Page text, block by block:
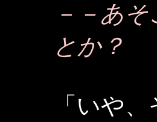
－－あ
とか？
「いや